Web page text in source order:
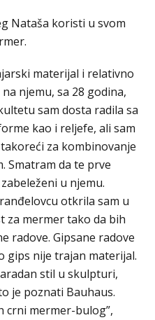
Nataša koristi u svom
materijal i relativno
njemu, sa 28 godina,
sam dosta radila sa
kao i reljefe, ali sam
za kombinovanje
Smatram da te prve
u njemu.
otkrila sam u
za mermer tako da bih
radove. Gipsane radove
gips nije trajan materijal.
stil u skulpturi,
je poznati Bauhaus.
crni mermer-bulog”,